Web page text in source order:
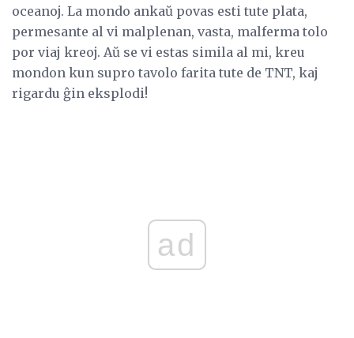
oceanoj. La mondo ankaŭ povas esti tute plata,
permesante al vi malplenan, vasta, malferma tolo
por viaj kreoj. Aŭ se vi estas simila al mi, kreu
mondon kun supro tavolo farita tute de TNT, kaj
rigardu ĝin eksplodi!
ad